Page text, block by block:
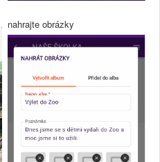
nahrajte obrázky